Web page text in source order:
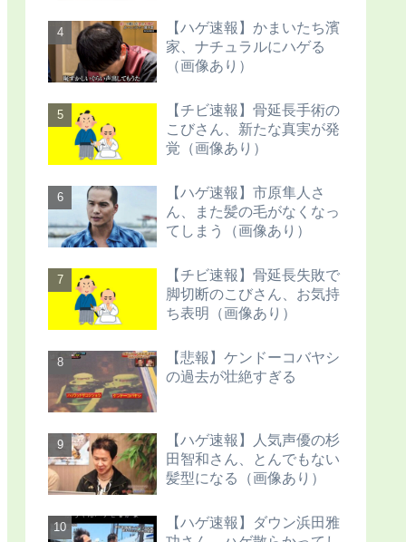
【ハゲ速報】かまいたち濱
家、ナチュラルにハゲる
（画像あり）
【チビ速報】骨延長手術の
こびさん、新たな真実が発
覚（画像あり）
【ハゲ速報】市原隼人さ
ん、また髪の毛がなくなっ
てしまう（画像あり）
【チビ速報】骨延長失敗で
脚切断のこびさん、お気持
ち表明（画像あり）
【悲報】ケンドーコバヤシ
の過去が壮絶すぎる
【ハゲ速報】人気声優の杉
田智和さん、とんでもない
髪型になる（画像あり）
【ハゲ速報】ダウン浜田雅